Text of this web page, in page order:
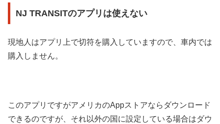
NJ TRANSITのアプリは使えない
現地人はアプリ上で切符を購入していますので、車内では
購入しません。
このアプリですがアメリカのAppストアならダウンロード
できるのですが、それ以外の国に設定している場合はダウ